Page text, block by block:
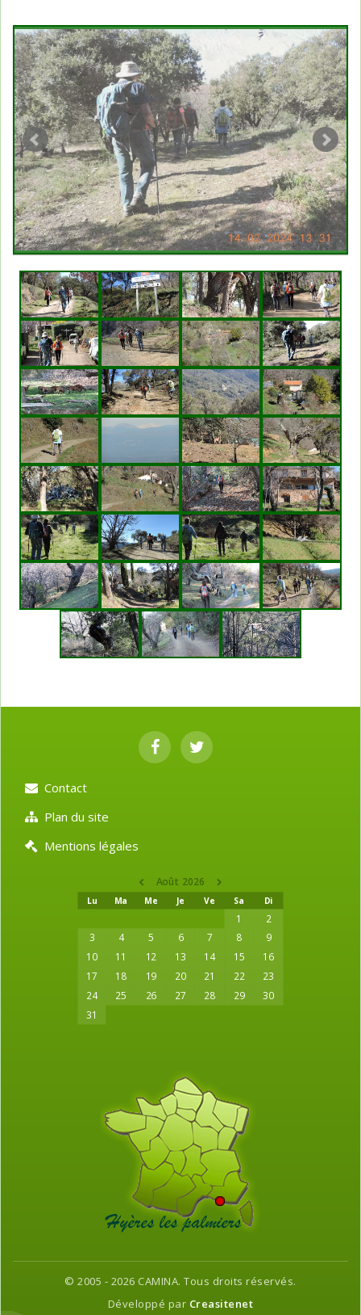
Contact
Plan du site
Mentions légales
Août 2026
Lu Ma Me Je Ve Sa Di
1
2
3
4 5 6 7 8 9
10 11 12 13 14 15
16
17
18 19 20 21 22
23
24
25 26 27 28 29 30
31
© 2005 - 2026 CAMINA. Tous droits réservés.
Développé par Creasitenet